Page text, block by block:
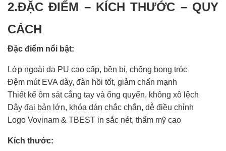
2.ĐẶC ĐIỂM – KÍCH THƯỚC – QUY
CÁCH
Đặc điểm nổi bật:
Lớp ngoài da PU cao cấp, bền bỉ, chống bong tróc
Đệm mút EVA dày, đàn hồi tốt, giảm chấn mạnh
Thiết kế ôm sát cẳng tay và ống quyển, không xô lệch
Dây đai bản lớn, khóa dán chắc chắn, dễ điều chỉnh
Logo Vovinam & TBEST in sắc nét, thẩm mỹ cao
Kích thước: